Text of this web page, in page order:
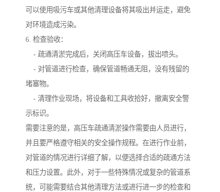
可以使用吸污车或其他清理设备将其吸出并运走，避免
对环境造成污染。
6. 检查验收：
- 疏通清淤完成后，关闭高压车设备，拔出喷头。
- 对管道进行检查，确保管道畅通无阻，没有残留的
堵塞物。
- 清理作业现场，将设备和工具收拾好，撤离安全警
示标识。
需要注意的是，高压车疏通清淤操作需要由人员进行，
并且要严格遵守相关的安全操作规程。在进行作业前，
对管道的情况进行详细了解，以便选择合适的疏通方法
和压力设置。此外，对于一些特殊情况或复杂的管道系
统，可能需要结合其他清理方法或进行进一步的检查和